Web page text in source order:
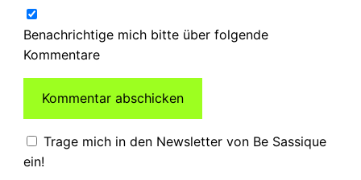
Benachrichtige mich bitte über folgende
Kommentare
Trage mich in den Newsletter von Be Sassique
ein!